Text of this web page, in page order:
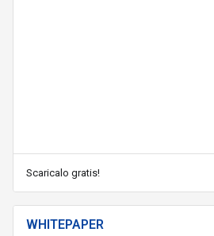
Scaricalo gratis!
WHITEPAPER